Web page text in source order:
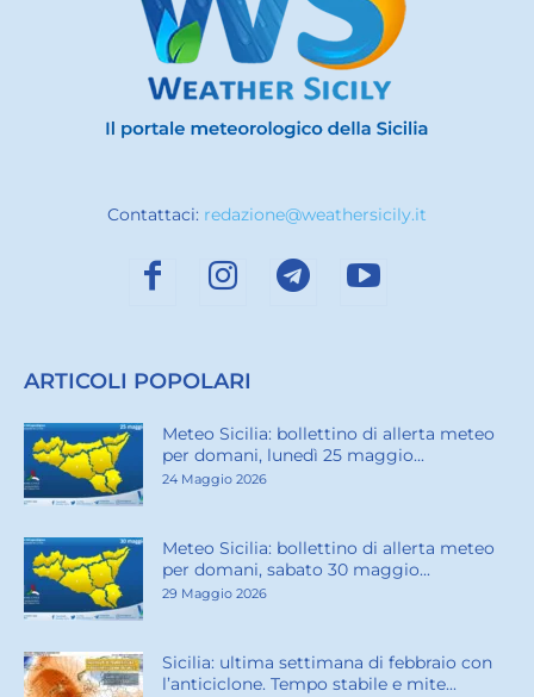
Contattaci: redazione@weathersicily.it
ARTICOLI POPOLARI
Meteo Sicilia: bollettino di allerta meteo
per domani, lunedì 25 maggio...
24 Maggio 2026
Meteo Sicilia: bollettino di allerta meteo
per domani, sabato 30 maggio...
29 Maggio 2026
Sicilia: ultima settimana di febbraio con
l’anticiclone. Tempo stabile e mite...